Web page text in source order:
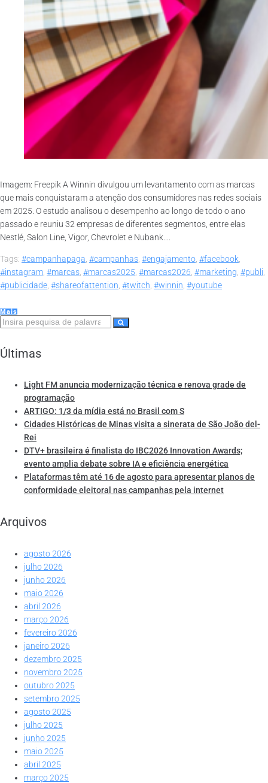
Imagem: Freepik A Winnin divulgou um levantamento com as marcas
que mais conquistaram a atenção dos consumidores nas redes sociais
em 2025. O estudo analisou o desempenho ao longo de todo o ano
passado e reuniu 32 empresas de diferentes segmentos, entre elas
Nestlé, Salon Line, Vigor, Chevrolet e Nubank....
Tags: #campanhapaga, #campanhas, #engajamento, #facebook,
#instagram, #marcas, #marcas2025, #marcas2026, #marketing, #publi,
#publicidade, #shareofattention, #twitch, #winnin, #youtube
Mais
Últimas
Light FM anuncia modernização técnica e renova grade de
programação
ARTIGO: 1/3 da mídia está no Brasil com S
Cidades Históricas de Minas visita a sinerata de São João del-
Rei
DTV+ brasileira é finalista do IBC2026 Innovation Awards;
evento amplia debate sobre IA e eficiência energética
Plataformas têm até 16 de agosto para apresentar planos de
conformidade eleitoral nas campanhas pela internet
Arquivos
agosto 2026
julho 2026
junho 2026
maio 2026
abril 2026
março 2026
fevereiro 2026
janeiro 2026
dezembro 2025
novembro 2025
outubro 2025
setembro 2025
agosto 2025
julho 2025
junho 2025
maio 2025
abril 2025
março 2025